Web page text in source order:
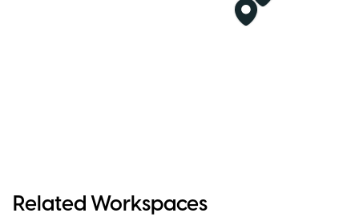
Related Workspaces